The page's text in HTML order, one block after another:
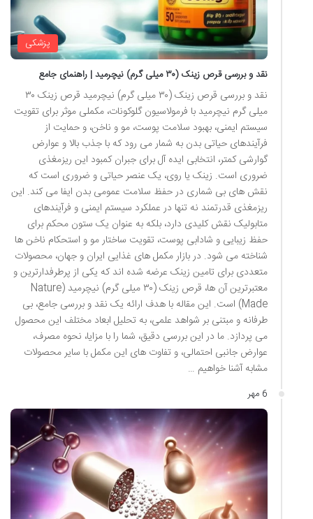
پزشکی
نقد و بررسی قرص زینک (۳۰ میلی گرم) نیچرمید | راهنمای جامع
نقد و بررسی قرص زینک (۳۰ میلی گرم) نیچرمید قرص زینک ۳۰
میلی گرم نیچرمید با فرمولاسیون گلوکونات، مکملی موثر برای تقویت
سیستم ایمنی، بهبود سلامت پوست، مو و ناخن، و حمایت از
فرآیندهای حیاتی بدن به شمار می رود که با جذب بالا و عوارض
گوارشی کمتر، انتخابی ایده آل برای جبران کمبود این ریزمغذی
ضروری است. زینک یا روی، یک عنصر حیاتی و ضروری است که
نقش های بی شماری در حفظ سلامت عمومی بدن ایفا می کند. این
ریزمغذی قدرتمند نه تنها در عملکرد سیستم ایمنی و فرآیندهای
متابولیک نقش کلیدی دارد، بلکه به عنوان یک ستون محکم برای
حفظ زیبایی و شادابی پوست، تقویت ساختار مو و استحکام ناخن ها
شناخته می شود. در بازار مکمل های غذایی ایران و جهان، محصولات
متعددی برای تامین زینک عرضه شده اند که یکی از پرطرفدارترین و
معتبرترین آن ها، قرص زینک (۳۰ میلی گرم) نیچرمید (Nature
Made) است. این مقاله با هدف ارائه یک نقد و بررسی جامع، بی
طرفانه و مبتنی بر شواهد علمی، به تحلیل ابعاد مختلف این محصول
می پردازد. ما در این بررسی دقیق، شما را با مزایا، نحوه مصرف،
عوارض جانبی احتمالی، و تفاوت های این مکمل با سایر محصولات
مشابه آشنا خواهیم …
6 مهر